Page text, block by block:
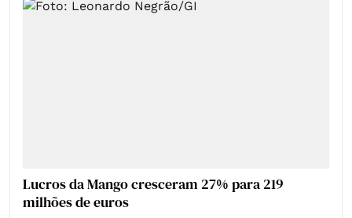
Lucros da Mango cresceram 27% para 219
milhões de euros